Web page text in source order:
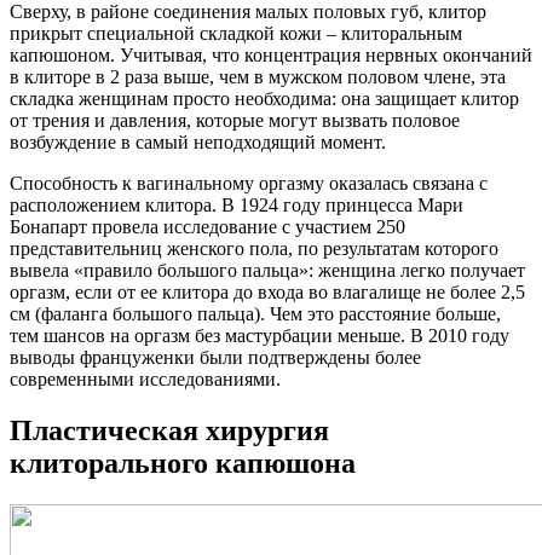
Сверху, в районе соединения малых половых губ, клитор
прикрыт специальной складкой кожи – клиторальным
капюшоном. Учитывая, что концентрация нервных окончаний
в клиторе в 2 раза выше, чем в мужском половом члене, эта
складка женщинам просто необходима: она защищает клитор
от трения и давления, которые могут вызвать половое
возбуждение в самый неподходящий момент.
Способность к вагинальному оргазму оказалась связана с
расположением клитора. В 1924 году принцесса Мари
Бонапарт провела исследование с участием 250
представительниц женского пола, по результатам которого
вывела «правило большого пальца»: женщина легко получает
оргазм, если от ее клитора до входа во влагалище не более 2,5
см (фаланга большого пальца). Чем это расстояние больше,
тем шансов на оргазм без мастурбации меньше. В 2010 году
выводы француженки были подтверждены более
современными исследованиями.
Пластическая хирургия
клиторального капюшона